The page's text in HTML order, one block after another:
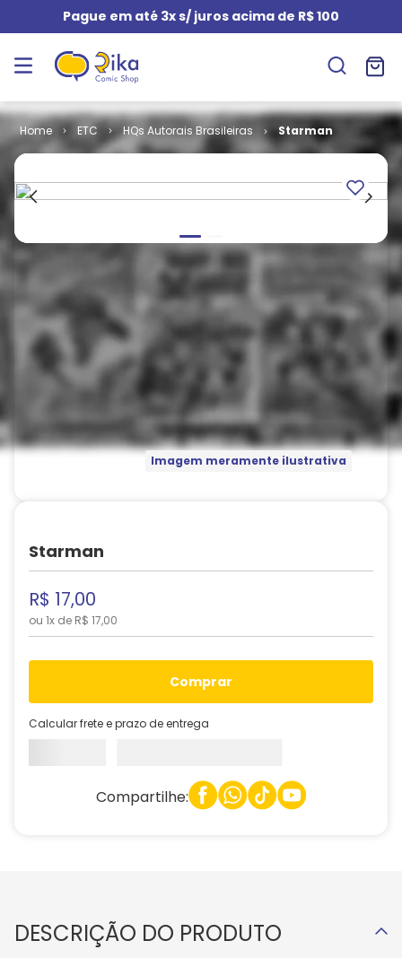
Pague em até 3x s/ juros acima de R$ 100
ETC HQs Autorais Brasileiras Starman
Imagem meramente ilustrativa
Starman
R$ 17,00
ou 1x de R$ 17,00
comprar
Calcular frete e prazo de entrega
Compartilhe:
DESCRIÇÃO DO PRODUTO